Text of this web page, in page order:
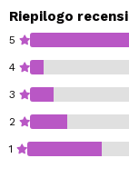
Riepilogo
5
4
3
2
1